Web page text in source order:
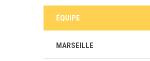
ÉQUIPE
MARSEILLE